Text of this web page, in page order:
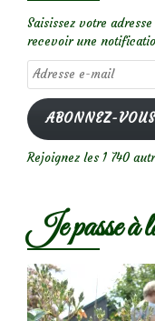
Saisissez votre
recevoir une
Adresse
e-
mail
ABONNEZ-
Rejoignez les 1 740
Je passe à